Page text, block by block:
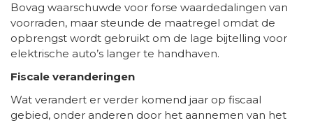
Bovag waarschuwde voor forse waardedalingen van
voorraden, maar steunde de maatregel omdat de
opbrengst wordt gebruikt om de lage bijtelling voor
elektrische auto’s langer te handhaven.
Fiscale veranderingen
Wat verandert er verder komend jaar op fiscaal
gebied, onder anderen door het aannemen van het